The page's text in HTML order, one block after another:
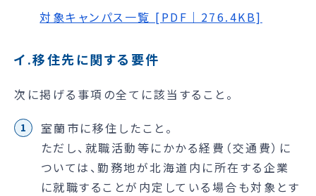
対象キャンパス一覧 [PDF｜276.4KB]
イ.移住先に関する要件
次に掲げる事項の全てに該当すること。
室蘭市に移住したこと。
ただし、就職活動等にかかる経費（交通費）に
ついては、勤務地が北海道内に所在する企業
に就職することが内定している場合も対象とす